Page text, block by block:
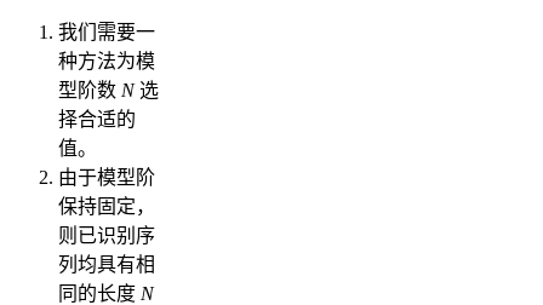
我们需要一
种方法为模
型阶数 N选
择合适的
值。
由于模型阶
保持固定，
则已识别序
列均具有相
同的长度 N